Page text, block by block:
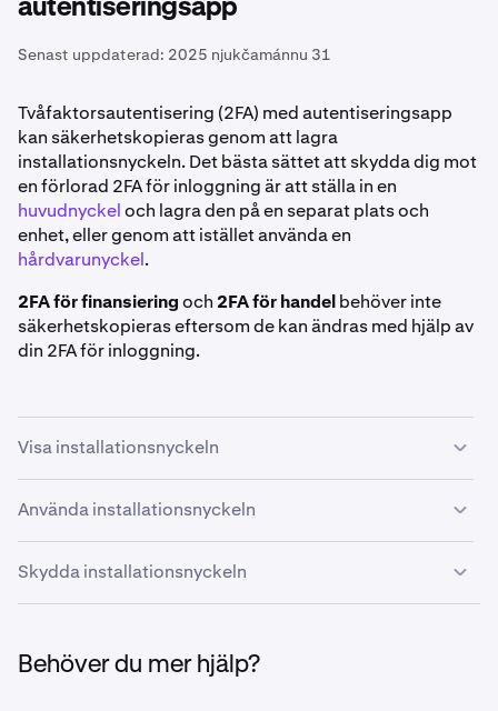
autentiseringsapp
Senast uppdaterad: 2025 njukčamánnu 31
Tvåfaktorsautentisering (2FA) med autentiseringsapp
kan säkerhetskopieras genom att lagra
installationsnyckeln. Det bästa sättet att skydda dig mot
en förlorad 2FA för inloggning är att ställa in en
huvudnyckeloch lagra den på en separat plats och
enhet, eller genom att istället använda en
hårdvarunyckel.
2FA för finansieringoch 2FA för handelbehöver inte
säkerhetskopieras eftersom de kan ändras med hjälp av
din 2FA för inloggning.
Visa installationsnyckeln
När du ställer in en autentiseringsapp
som vi automatiskt genererar som
en QR-kod, men som också kan läsas i klartext genom
att klicka påVisa installationsnyckel
. Det kallas ibland
Använda installationsnyckeln
Installationsnyckeln kan anges manuellt i de flesta
autentiseringsappar för att återställa din 2FA. Kontakta
utvecklaren av din app (t.ex. Google, Microsoft osv.) för
Skydda installationsnyckeln
likadant som ett lösenord
Vi rekommenderar inte att den lagras digitalt.
Behöver du mer hjälp?